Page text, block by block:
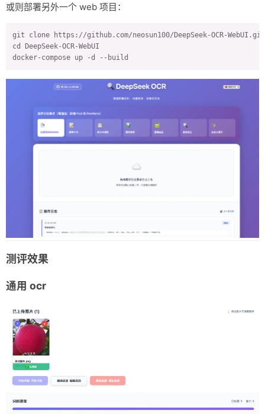
或则部署另外一个 web 项目：
git clone https://github.com/neosun100/DeepSeek-OCR-WebUI.git
cd DeepSeek-OCR-WebUI
docker-compose up -d --build
测评效果
通用 ocr